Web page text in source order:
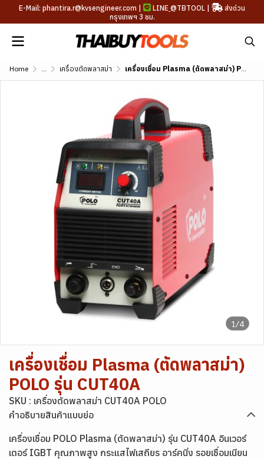
E-Mail: phantira.r@kvsengineer.com | LINE @TBTOOL |
ส่งด่วน
กรุงเทพฯ 3 ชม.
Home ... เครื่องตัดพลาสม่า เครื่องเชื่อม Plasma (ตัดพลาสม่า) POLO รุ่น CUT40A
1/4
เครื่องเชื่อม Plasma (ตัดพลาสม่า)
POLO รุ่น CUT40A
SKU : เครื่องตัดพลาสม่า CUT40A POLO
คำอธิบายสินค้าแบบย่อ
เครื่องเชื่อม POLO Plasma (ตัดพลาสม่า) รุ่น CUT40A อินเวอร์
เตอร์ IGBT คุณภาพสูง กระแสไฟเสถียร อาร์คนิ่ง รอยเชื่อมเนียน